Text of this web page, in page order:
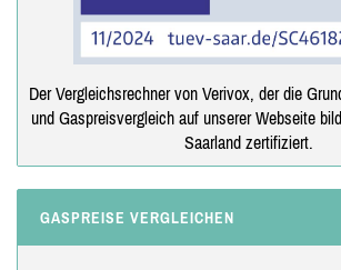
Der Vergleichsrechner von Verivox, der die
und Gaspreisvergleich auf unserer Webseite
Saarland zertifiziert.
GASPREISE VERGLEICHEN